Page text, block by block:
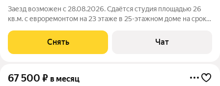
Заезд возможен с 28.08.2026. Сдаётся студия площадью 26
кв.м. с евроремонтом на 23 этаже в 25-этажном доме на срок
Холодильник Кондиционер Микроволновка Дом - монолитный,
окна выходят на улицу. В
Снять Чат
67 500 ₽ в месяц